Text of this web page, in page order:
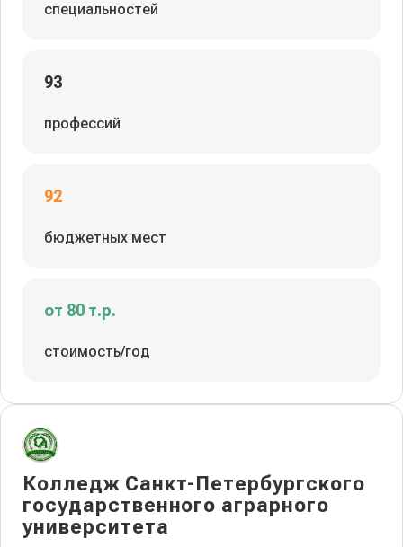
специальностей
93
профессий
92
бюджетных мест
от 80 т.р.
стоимость/год
Колледж Санкт-Петербургского
государственного аграрного
университета